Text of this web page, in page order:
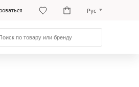
Рус
Қаз